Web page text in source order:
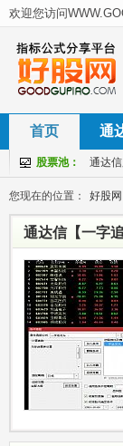
首页 通
股票池： 通达
您现在的位置： 好股网
通达信【一字